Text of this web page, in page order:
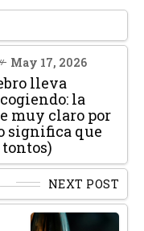
May 17, 2026
lleva
la
muy claro por
significa que
tontos)
NEXT POST